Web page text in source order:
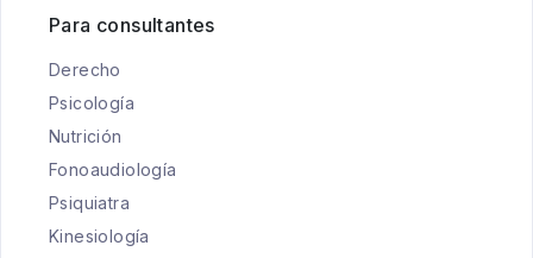
Para consultantes
Derecho
Psicología
Nutrición
Fonoaudiología
Psiquiatra
Kinesiología